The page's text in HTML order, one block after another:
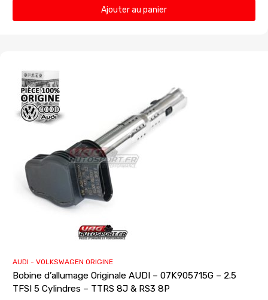
Ajouter au panier
AUDI - VOLKSWAGEN ORIGINE
Bobine d’allumage Originale AUDI – 07K905715G – 2.5
TFSI 5 Cylindres – TTRS 8J & RS3 8P